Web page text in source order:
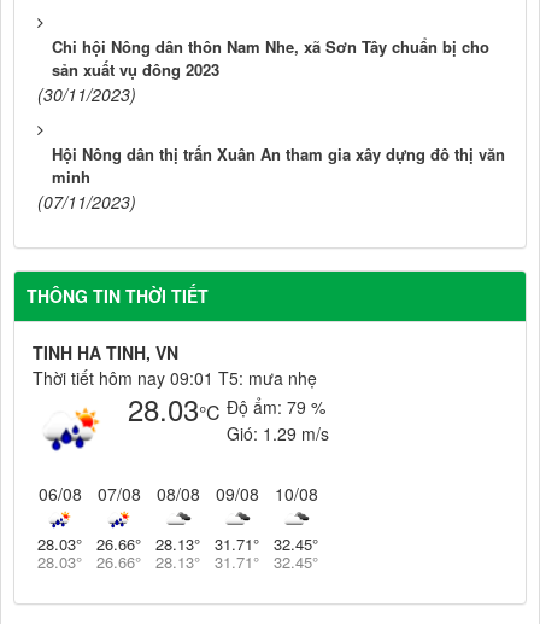
Chi hội Nông dân thôn Nam Nhe, xã Sơn Tây chuẩn bị cho
sản xuất vụ đông 2023
(30/11/2023)
Hội Nông dân thị trấn Xuân An tham gia xây dựng đô thị văn
minh
(07/11/2023)
THÔNG TIN THỜI TIẾT
TINH HA TINH, VN
Thời tiết hôm nay 09:01 T5: mưa nhẹ
28.03°C Độ ẩm: 79 %
Gió: 1.29 m/s
06/08
28.03°
28.03°
07/08
26.66°
26.66°
08/08
28.13°
28.13°
09/08
31.71°
31.71°
10/08
32.45°
32.45°